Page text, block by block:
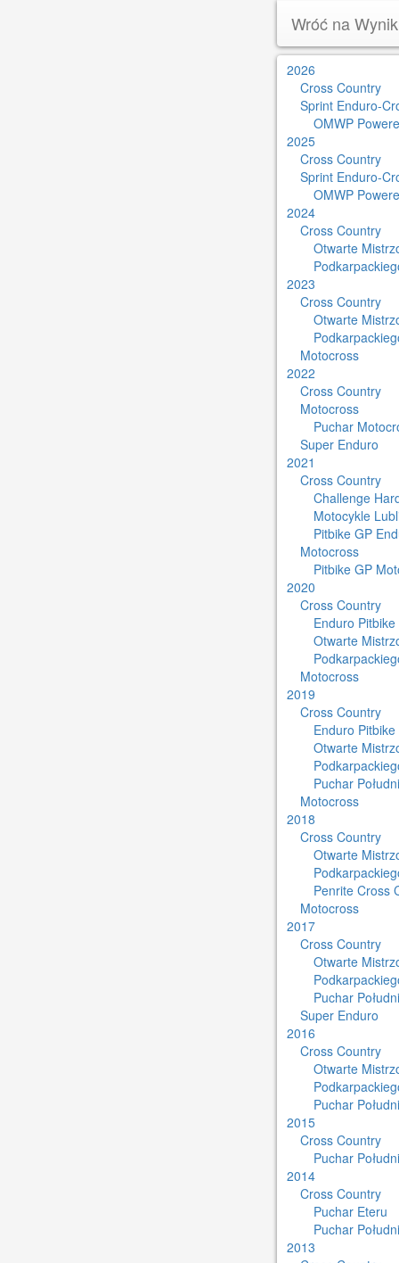
Wróć na
2026
Cross Country
Sprint Enduro-
OMWP
2025
Cross Country
Sprint Enduro-
OMWP
2024
Cross Country
Otwarte
2023
Cross Country
Otwarte
Motocross
2022
Cross Country
Motocross
Puchar
Super Enduro
2021
Cross Country
Challenge
Motocykle
Pitbike GP
Motocross
Pitbike GP
2020
Cross Country
Enduro Pitbike
Otwarte
Motocross
2019
Cross Country
Enduro Pitbike
Otwarte
Puchar
Motocross
2018
Cross Country
Otwarte
Penrite Cross
Motocross
2017
Cross Country
Otwarte
Puchar
Super Enduro
2016
Cross Country
Otwarte
Puchar
2015
Cross Country
Puchar
2014
Cross Country
Puchar Eteru
Puchar
2013